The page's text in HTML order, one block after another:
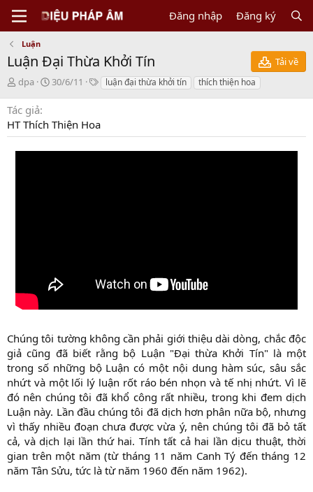
Đăng nhập Đăng ký
Luận
Luận Đại Thừa Khởi Tín
Tải về
N
ư
ờ
i
dpa
C
a
t
30/6/11
T luận đại thừa khởi tín thích thiện hoa
Tác giả
HT Thích Thiện Hoa
Chúng tôi tường không cần phải giới thiệu dài dòng, chắc độc
giả cũng đã biết rằng bộ Luận "Đại thừa Khởi Tín" là một
trong số những bộ Luận có một nội dung hàm súc, sâu sắc
nhứt và một lối lý luận rốt ráo bén nhọn và tế nhị nhứt. Vì lẽ
đó nên chúng tôi đã khổ công rất nhiều, trong khi đem dịch
Luận này. Lần đầu chúng tôi đã dịch hơn phân nữa bộ, nhưng
vì thấy nhiều đoạn chưa được vừa ý, nên chúng tôi đã bỏ tất
cả, và dịch lại lần thứ hai. Tính tất cả hai lần dịcu thuật, thời
gian trên một năm (từ tháng 11 năm Canh Tý đến tháng 12
năm Tân Sửu, tức là từ năm 1960 đến năm 1962).